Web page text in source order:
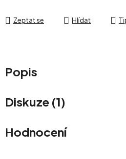
Zeptat se Hlídat
Popis
Diskuze (1)
Hodnocení